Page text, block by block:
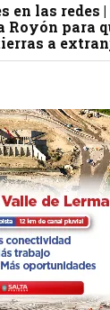
en las redes |
Royón para
a